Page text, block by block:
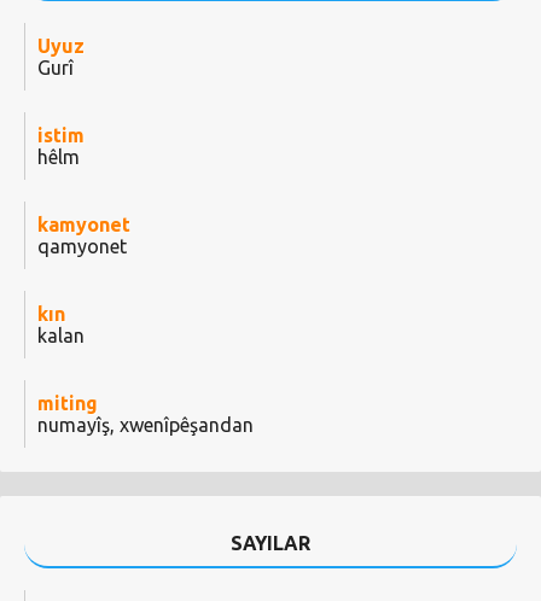
Uyuz
Gurî
istim
hêlm
kamyonet
qamyonet
kın
kalan
miting
numayîş, xwenîpêşandan
SAYILAR